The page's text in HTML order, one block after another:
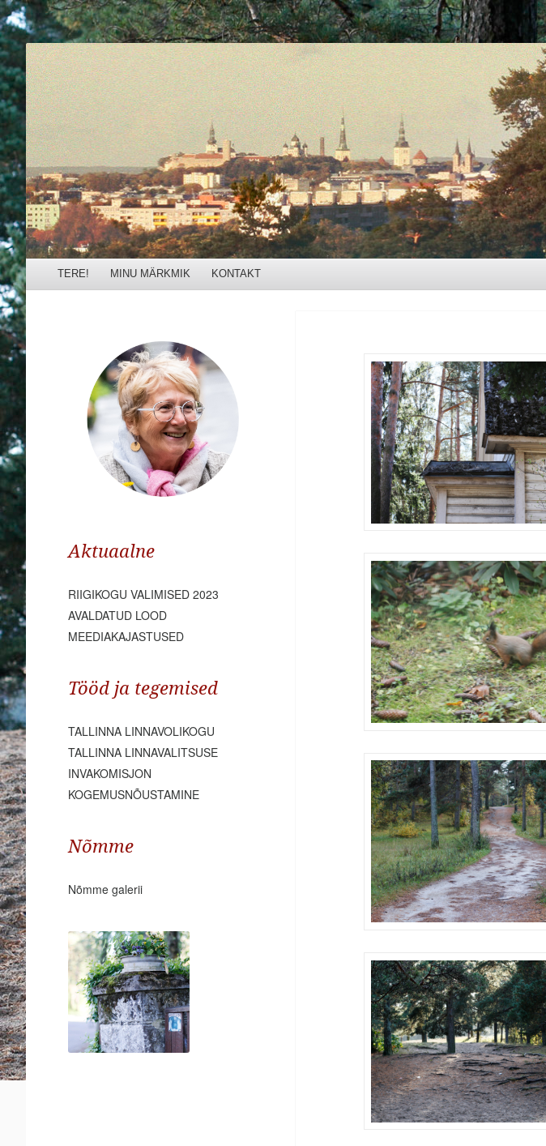
Külli Urb
Menu
Skip to content
TERE! MINU MÄRKMIK KONTAKT
Aktuaalne
RIIGIKOGU VALIMISED 2023
AVALDATUD LOOD
MEEDIAKAJASTUSED
Tööd ja tegemised
TALLINNA LINNAVOLIKOGU
TALLINNA LINNAVALITSUSE
INVAKOMISJON
KOGEMUSNÕUSTAMINE
Nõmme
Nõmme galerii